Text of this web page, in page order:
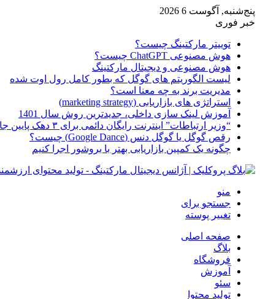
پنج‌شنبه, آگوست 6 2026
خبر فوری
توییتر مارکتینگ چیست؟
هوش مصنوعی ChatGPT چیست؟
هوش مصنوعی و دیجیتال مارکتینگ
لیست الگوریتم های گوگل که بطور کامل رول اوت شده
مدیریت برند به چه معنا است؟
استراتژی های بازاریابی (marketing strategy)
آموزش لینک سازی داخلی، جدیدترین روش سال 1401
“وزیر ارتباطات” اینترنت رایگان دائمی برای ۳ دهک پایین جامعه از امروز ارائه شده
رقص گوگل یا گوگل دنس (Google Dance) چیست؟
چگونه یک کمپین بازاریابی بهتر با بروشور اجرا کنیم
منو
جستجو برای
تغییر پوسته
صفحه اصلی
بلاگ
فروشگاه
آموزش
سئو
تولید محتوا